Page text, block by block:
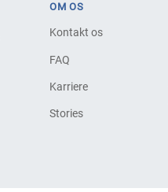
OM OS
Kontakt os
FAQ
Karriere
Stories